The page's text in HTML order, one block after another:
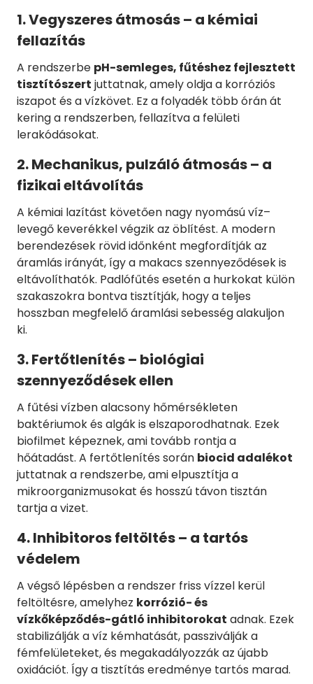
1. Vegyszeres átmosás – a kémiai
fellazítás
A rendszerbe pH-semleges, fűtéshez fejlesztett
tisztítószert juttatnak, amely oldja a korróziós
iszapot és a vízkövet. Ez a folyadék több órán át
kering a rendszerben, fellazítva a felületi
lerakódásokat.
2. Mechanikus, pulzáló átmosás – a
fizikai eltávolítás
A kémiai lazítást követően nagy nyomású víz–
levegő keverékkel végzik az öblítést. A modern
berendezések rövid időnként megfordítják az
áramlás irányát, így a makacs szennyeződések is
eltávolíthatók. Padlófűtés esetén a hurkokat külön
szakaszokra bontva tisztítják, hogy a teljes
hosszban megfelelő áramlási sebesség alakuljon
ki.
3. Fertőtlenítés – biológiai
szennyeződések ellen
A fűtési vízben alacsony hőmérsékleten
baktériumok és algák is elszaporodhatnak. Ezek
biofilmet képeznek, ami tovább rontja a
hőátadást. A fertőtlenítés során biocid adalékot
juttatnak a rendszerbe, ami elpusztítja a
mikroorganizmusokat és hosszú távon tisztán
tartja a vizet.
4. Inhibitoros feltöltés – a tartós
védelem
A végső lépésben a rendszer friss vízzel kerül
feltöltésre, amelyhez korrózió- és
vízkőképződés-gátló inhibitorokat adnak. Ezek
stabilizálják a víz kémhatását, passziválják a
fémfelületeket, és megakadályozzák az újabb
oxidációt. Így a tisztítás eredménye tartós marad.